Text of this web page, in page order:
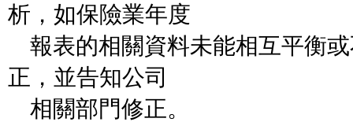
析，如保險業年度
報表的相關資料未能相互平衡
正，並告知公司
相關部門修正。